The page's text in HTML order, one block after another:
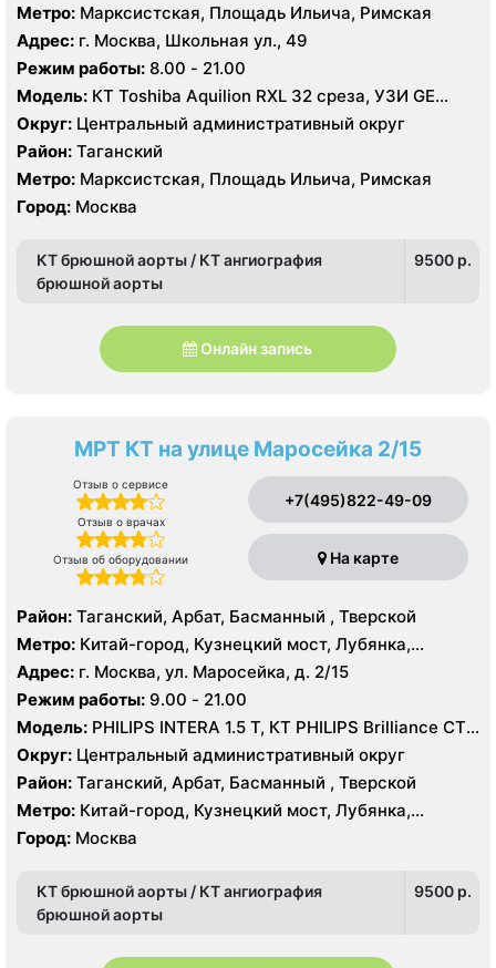
Метро: Марксистская, Площадь Ильича, Римская
Адрес: г. Москва, Школьная ул., 49
Режим работы: 8.00 - 21.00
Модель: КТ Toshiba Aquilion RXL 32 среза, УЗИ GE
Logic 9
Округ: Центральный административный округ
Район: Таганский
Метро: Марксистская, Площадь Ильича, Римская
Город: Москва
КТ брюшной аорты / КТ ангиография
брюшной аорты
9500 p.
Онлайн запись
МРТ КТ на улице Маросейка 2/15
Отзыв о сервисе
Отзыв о врачах
Отзыв об оборудовании
+7(495)822-49-09
На карте
Район: Таганский, Арбат, Басманный , Тверской
Метро: Китай-город, Кузнецкий мост, Лубянка,
Охотный ряд, Площадь Революции, Сретенский
бульвар, Театральная
Адрес: г. Москва, ул. Маросейка, д. 2/15
Режим работы: 9.00 - 21.00
Модель: PHILIPS INTERA 1.5 T, КТ PHILIPS Brilliance CT
16 срезов
Округ: Центральный административный округ
Район: Таганский, Арбат, Басманный , Тверской
Метро: Китай-город, Кузнецкий мост, Лубянка,
Охотный ряд, Площадь Революции, Сретенский
бульвар, Театральная
Город: Москва
КТ брюшной аорты / КТ ангиография
брюшной аорты
9500 p.